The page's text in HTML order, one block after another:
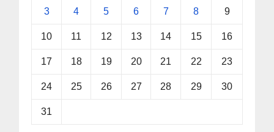
3 4 5 6 7 8 9
10 11 12 13 14 15 16
17 18 19 20 21 22 23
24 25 26 27 28 29 30
31